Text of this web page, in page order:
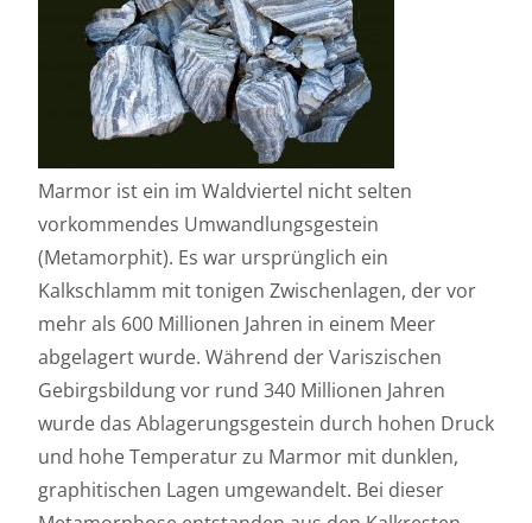
Marmor ist ein im Waldviertel nicht selten
vorkommendes Umwandlungsgestein
(Metamorphit). Es war ursprünglich ein
Kalkschlamm mit tonigen Zwischenlagen, der vor
mehr als 600 Millionen Jahren in einem Meer
abgelagert wurde. Während der Variszischen
Gebirgsbildung vor rund 340 Millionen Jahren
wurde das Ablagerungsgestein durch hohen Druck
und hohe Temperatur zu Marmor mit dunklen,
graphitischen Lagen umgewandelt. Bei dieser